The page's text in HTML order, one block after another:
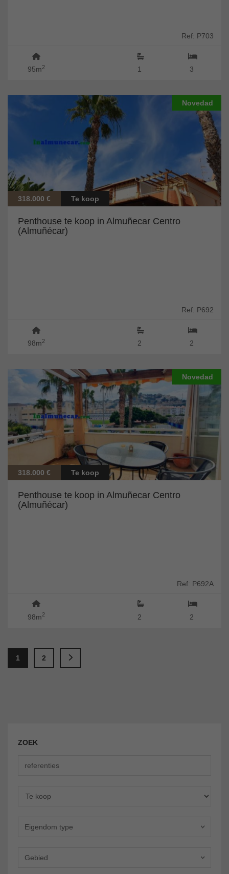
Ref: P703
95m2 3
1
Novedad
318.000 € Te koop
Penthouse te koop in Almuñecar Centro
(Almuñécar)
Ref: P692
98m2 2
2
Novedad
318.000 € Te koop
Penthouse te koop in Almuñecar Centro
(Almuñécar)
Ref: P692A
98m2 2
2
1 2
ZOEK
Eigendom type
Gebied